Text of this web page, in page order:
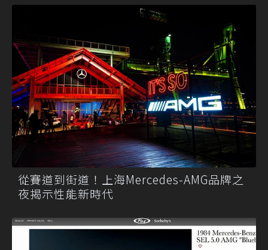
從賽道到街道！上海Mercedes-AMG品牌之
夜揭示性能新時代